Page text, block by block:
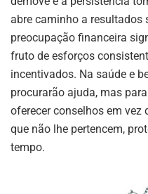
abre caminho a resultados
preocupação financeira
fruto de esforços
incentivados. Na saúde e
procurarão ajuda, mas
oferecer conselhos em
que não lhe pertencem,
tempo.